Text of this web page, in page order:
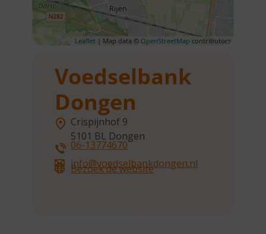
Leaflet | Map data © OpenStreetMap contributors
Voedselbank
Dongen
Crispijnhof 9
5101 BL Dongen
06-13774670
info@voedselbankdongen.nl
Bezoek de website